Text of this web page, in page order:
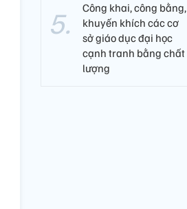
Công khai, công bằng,
khuyến khích các cơ
sở giáo dục đại học
cạnh tranh bằng chất
lượng​